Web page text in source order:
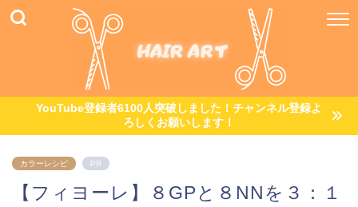
YouTube登録者6100人突破しました！チャンネル登録よ
ろしくお願いします！
カラーレシピ PR
【フィヨーレ】８GPと８NNを３：１